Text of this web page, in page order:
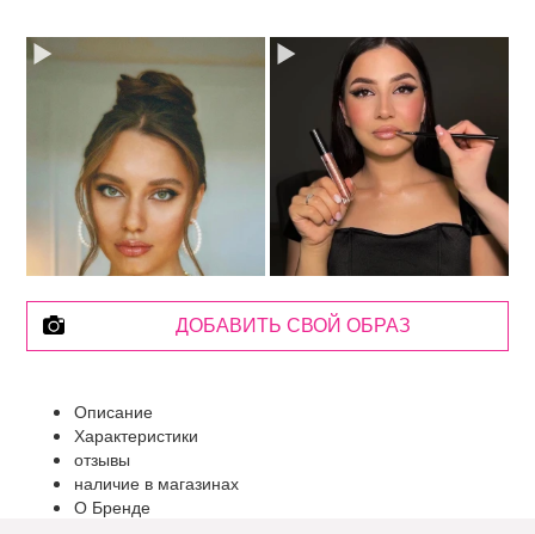
ДОБАВИТЬ СВОЙ ОБРАЗ
Описание
Характеристики
отзывы
наличие в магазинах
О Бренде